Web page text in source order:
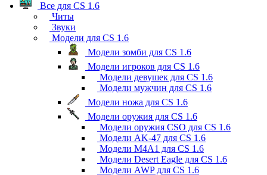
Все для CS 1.6
Читы
Звуки
Модели для CS 1.6
Модели зомби для CS 1.6
Модели игроков для CS 1.6
Модели девушек для CS 1.6
Модели мужчин для CS 1.6
Модели ножа для CS 1.6
Модели оружия для CS 1.6
Модели оружия CSO для CS 1.6
Модели AK-47 для CS 1.6
Модели M4A1 для CS 1.6
Модели Desert Eagle для CS 1.6
Модели AWP для CS 1.6